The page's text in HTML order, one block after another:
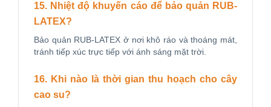
15. Nhiệt độ khuyến cáo để bảo quản RUB-
LATEX?
Bảo quản RUB-LATEX ở nơi khô ráo và thoáng mát,
tránh tiếp xúc trực tiếp với ánh sáng mặt trời.
16. Khi nào là thời gian thu hoạch cho cây
cao su?